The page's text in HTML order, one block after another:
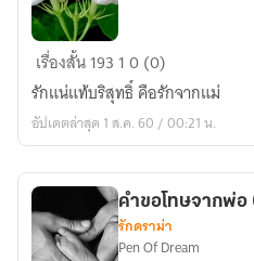
รัก
จาก
แม่
ภาค1
เรื่องสั้น193 10 (0)
รักแน่แท้บริสุทธิ์ คือรักจากแม่
อัปเดตล่าสุด 1 ส.ค. 60 / 00:21 น.
คำขอโทษจากพ่
รักดราม่า
Pen Of Dream